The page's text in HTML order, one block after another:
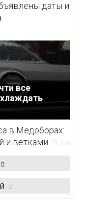
даты и
все
в Медоборах:
и ветками
278